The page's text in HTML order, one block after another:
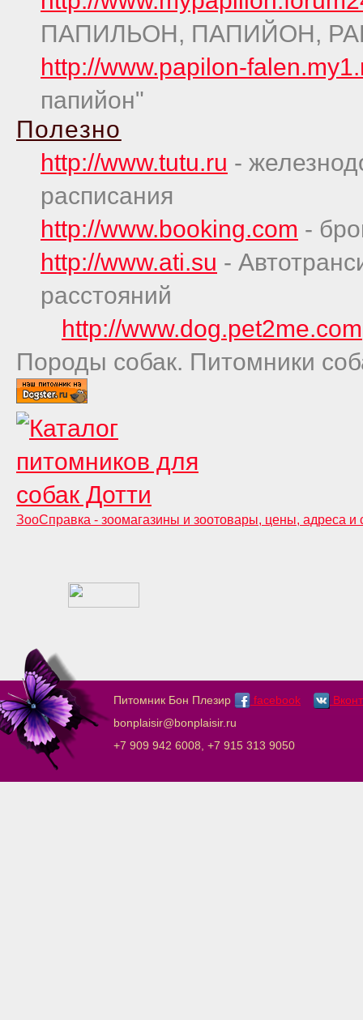
ПАПИЛЬОН, ПАПИЙОН,
http://www.papilon-
папийон"
Полезно
http://www.tutu.ru -
расписания
http://www.booking.com -
http://www.ati.su -
расстояний
http://www.dog.pet2me.com
Породы собак. Питомники
ЗооСправка - зоомагазины и зоотовары, цены, адреса и
Питомник Бон Плезир facebook
bonplaisir@bonplaisir.ru
+7 909 942 6008, +7 915 313 9050